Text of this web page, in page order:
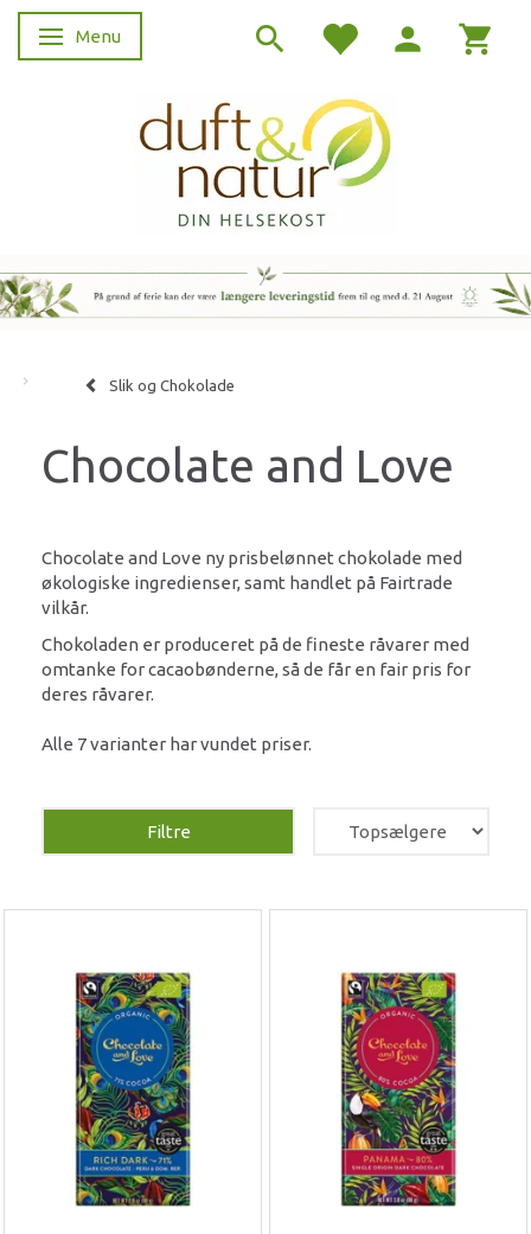
Skifte navigation
Menu
Slik og Chokolade
Chocolate and Love
Chocolate and Love ny prisbelønnet chokolade med
økologiske ingredienser, samt handlet på Fairtrade
vilkår.
Chokoladen er produceret på de fineste råvarer med
omtanke for cacaobønderne, så de får en fair pris for
deres råvarer.
Alle 7 varianter har vundet priser.
Filtre